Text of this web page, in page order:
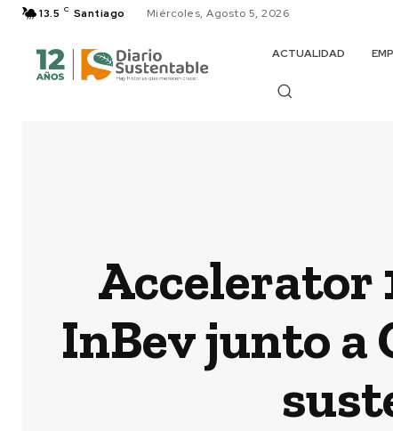
13.5 C Santiago Miércoles, Agosto 5, 2026
ACTUALIDAD
Accelerator
InBev junto a